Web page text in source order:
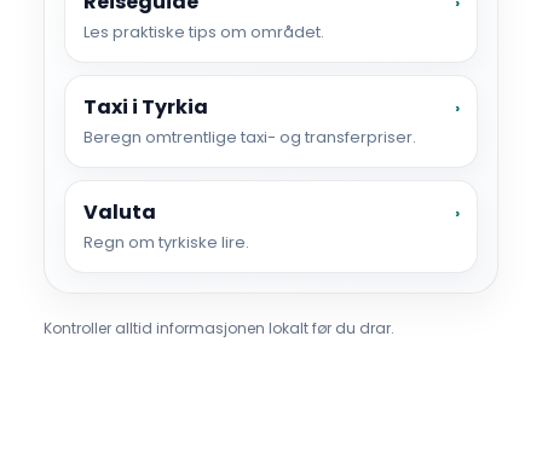
Les praktiske tips om området.
Taxi i Tyrkia
Beregn omtrentlige taxi- og transferpriser.
›
Valuta
Regn om tyrkiske lire.
›
Kontroller alltid informasjonen lokalt før du drar.